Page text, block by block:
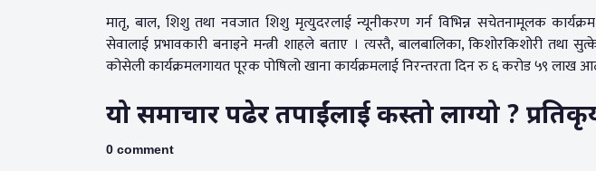
मातृ, बाल, शिशु तथा नवजात शिशु मृत्युदरलाई न्यूनीकरण गर्न विभिन्न सचेतनामूलक
सेवालाई प्रभावकारी बनाइने मन्त्री शाहले बताए । त्यस्तै, बालबालिका, किशोरकिशोरी तथा
कोसेली कार्यक्रमलगायत पूरक पोषिलो खाना कार्यक्रमलाई निरन्तरता दिन रु ६ करोड ५९ लाख
यो समाचार पढेर तपाईंलाई कस्तो लाग्यो ?
0 comment